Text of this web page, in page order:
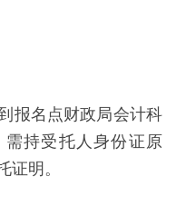
名点财政局会计科
持受托人身份证原
明。